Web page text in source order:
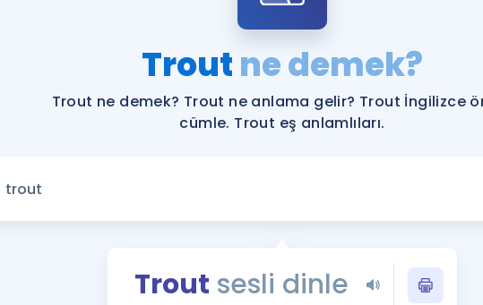
YDS ve YÖKDİL
Rehberlik Aracı
YDS ve YÖKDİL'e
Tüm ÖSYM
YDS - YÖKDİL
Troutne demek?
Trout ne demek? Trout ne anlama gelir? Trout İngilizce
cümle. Trout eş anlamlıları.
Trout sesli dinle